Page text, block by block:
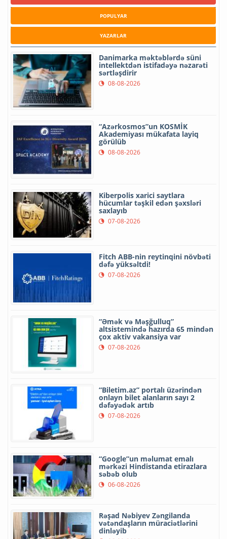
POPULYAR
YAZARLAR
Danimarka məktəblərdə süni
intellektdən istifadəyə nəzarəti
sərtləşdirir
08-08-2026
“Azərkosmos”un KOSMİK
Akademiyası mükafata layiq
görülüb
08-08-2026
Kiberpolis xarici saytlara
hücumlar təşkil edən şəxsləri
saxlayıb
07-08-2026
Fitch ABB-nin reytinqini növbəti
dəfə yüksəltdi!
07-08-2026
“Əmək və Məşğulluq”
altsistemində hazırda 65 mindən
çox aktiv vakansiya var
07-08-2026
“Biletim.az” portalı üzərindən
onlayn bilet alanların sayı 2
dəfəyədək artıb
07-08-2026
“Google”un məlumat emalı
mərkəzi Hindistanda etirazlara
səbəb olub
06-08-2026
Rəşad Nəbiyev Zəngilanda
vətəndaşların müraciətlərini
dinləyib